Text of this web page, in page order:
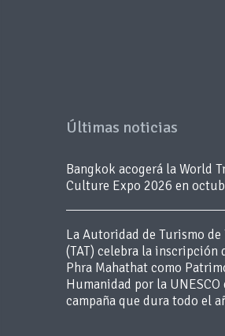
Últimas noticias
Bangkok acogerá la World
Culture Expo 2026 en
La Autoridad de Turismo
(TAT) celebra la inscripción
Phra Mahathat como
Humanidad por la UNESCO
campaña que dura todo el